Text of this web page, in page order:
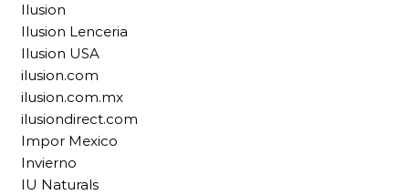
Ilusion
Ilusion Lenceria
Ilusion USA
ilusion.com
ilusion.com.mx
ilusiondirect.com
Impor Mexico
Invierno
IU Naturals